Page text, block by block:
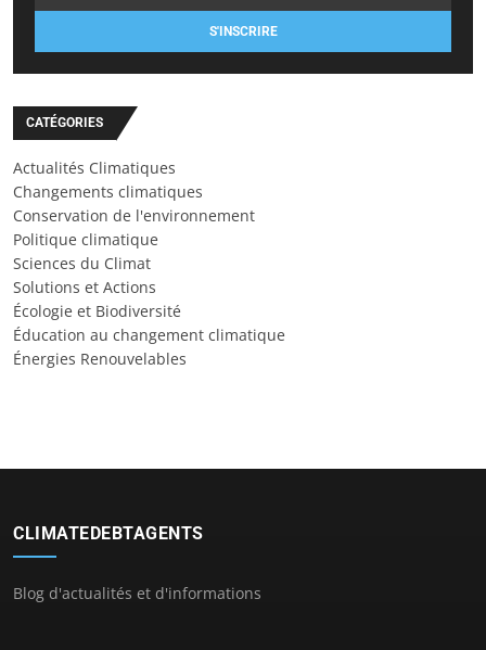
S'INSCRIRE
CATÉGORIES
Actualités Climatiques
Changements climatiques
Conservation de l'environnement
Politique climatique
Sciences du Climat
Solutions et Actions
Écologie et Biodiversité
Éducation au changement climatique
Énergies Renouvelables
CLIMATEDEBTAGENTS
Blog d'actualités et d'informations